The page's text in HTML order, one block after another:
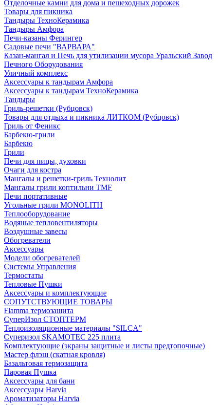
Отделочные камни для дома и пешеходных дорожек
Товары для пикника
Тандыры ТехноКерамика
Тандыры Амфора
Печи-казаны Ферингер
Садовые печи "ВАРВАРА"
Казан-мангал и Печь для утилизации мусора Уральский Завод
Печного Оборудования
Уличный комплекс
Аксессуары к тандырам Амфора
Аксессуары к тандырам ТехноКерамика
Тандыры
Гриль-решетки (Рубцовск)
Товары для отдыха и пикника ЛИТКОМ (Рубцовск)
Гриль от Феникс
Барбекю-грили
Барбекю
Грили
Печи для пицы, духовки
Очаги для костра
Мангалы и решетки-гриль Технолит
Мангалы грили коптильни TMF
Печи портативные
Угольные грили MONOLITH
Теплооборудование
Водяные тепловентиляторы
Воздушные завесы
Обогреватели
Аксессуары
Модели обогревателей
Системы Управления
Термостаты
Тепловые Пушки
Аксессуары и комплектующие
СОПУТСТВУЮЩИЕ ТОВАРЫ
Flamma термозащита
СуперИзол СТОПТЕРМ
Теплоизоляционные материалы "SILCA"
Суперизол SKAMOTEC 225 плита
Комплектующие (экраны защитные и листы предтопочные)
Мастер флэш (скатная кровля)
Базальтовая термозащита
Паровая Пушка
Аксессуары для бани
Аксессуары Harvia
Ароматизаторы Harvia